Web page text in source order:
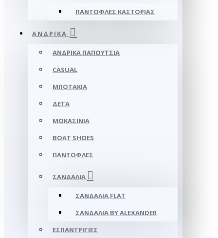
ΠΑΝΤΌΦΛΕΣ ΚΑΣΤΟΡΙΆΣ
ΑΝΔΡΙΚΆ
ΑΝΔΡΙΚΆ ΠΑΠΟΎΤΣΙΑ
CASUAL
ΜΠΟΤΆΚΙΑ
ΔΕΤΆ
ΜΟΚΑΣΊΝΙΑ
BOAT SHOES
ΠΑΝΤΌΦΛΕΣ
ΣΑΝΔΆΛΙΑ
ΣΑΝΔΆΛΙΑ FLAT
ΣΑΝΔΆΛΙΑ BY ALEXANDER
ΕΣΠΑΝΤΡΊΓΙΕΣ